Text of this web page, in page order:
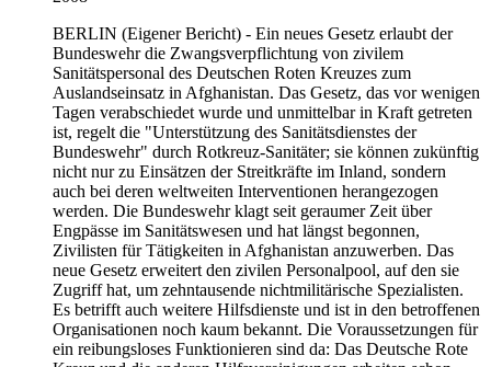
BERLIN (Eigener Bericht) - Ein neues Gesetz erlaubt der
Bundeswehr die Zwangsverpflichtung von zivilem
Sanitätspersonal des Deutschen Roten Kreuzes zum
Auslandseinsatz in Afghanistan. Das Gesetz, das vor wenigen
Tagen verabschiedet wurde und unmittelbar in Kraft getreten
ist, regelt die "Unterstützung des Sanitätsdienstes der
Bundeswehr" durch Rotkreuz-Sanitäter; sie können zukünftig
nicht nur zu Einsätzen der Streitkräfte im Inland, sondern
auch bei deren weltweiten Interventionen herangezogen
werden. Die Bundeswehr klagt seit geraumer Zeit über
Engpässe im Sanitätswesen und hat längst begonnen,
Zivilisten für Tätigkeiten in Afghanistan anzuwerben. Das
neue Gesetz erweitert den zivilen Personalpool, auf den sie
Zugriff hat, um zehntausende nichtmilitärische Spezialisten.
Es betrifft auch weitere Hilfsdienste und ist in den betroffenen
Organisationen noch kaum bekannt. Die Voraussetzungen für
ein reibungsloses Funktionieren sind da: Das Deutsche Rote